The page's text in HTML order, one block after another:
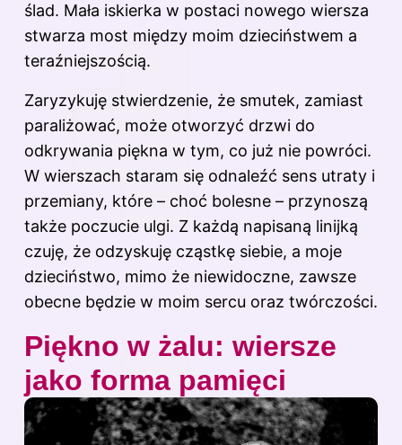
ślad. Mała iskierka w postaci nowego wiersza
stwarza most między moim dzieciństwem a
teraźniejszością.
Zaryzykuję stwierdzenie, że smutek, zamiast
paraliżować, może otworzyć drzwi do
odkrywania piękna w tym, co już nie powróci.
W wierszach staram się odnaleźć sens utraty i
przemiany, które – choć bolesne – przynoszą
także poczucie ulgi. Z każdą napisaną linijką
czuję, że odzyskuję cząstkę siebie, a moje
dzieciństwo, mimo że niewidoczne, zawsze
obecne będzie w moim sercu oraz twórczości.
Piękno w żalu: wiersze
jako forma pamięci